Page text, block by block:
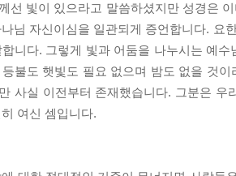
선 빛이 있으라고 말씀하셨지만 성경은
님 자신이심을 일관되게 증언합니다. 요
니다. 그렇게 빛과 어둠을 나누시는 예
불도 햇빛도 필요 없으며 밤도 없을 것
사실 이전부터 존재했습니다. 그분은
여신 셈입니다.